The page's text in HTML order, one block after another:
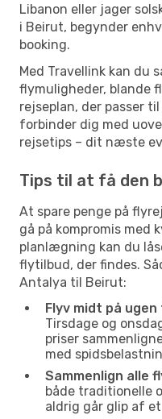
Libanon eller jager
i Beirut, begynder
booking.
Med Travellink kan du
flymuligheder, blande
rejseplan, der passer
forbinder dig med
rejsetips – dit næste
Tips til at få den
At spare penge på
gå på kompromis med
planlægning kan du
flytilbud, der findes.
Antalya til Beirut:
Flyv midt på
Tirsdage og
priser
med
Sammenlign alle
både traditionelle
aldrig går glip af